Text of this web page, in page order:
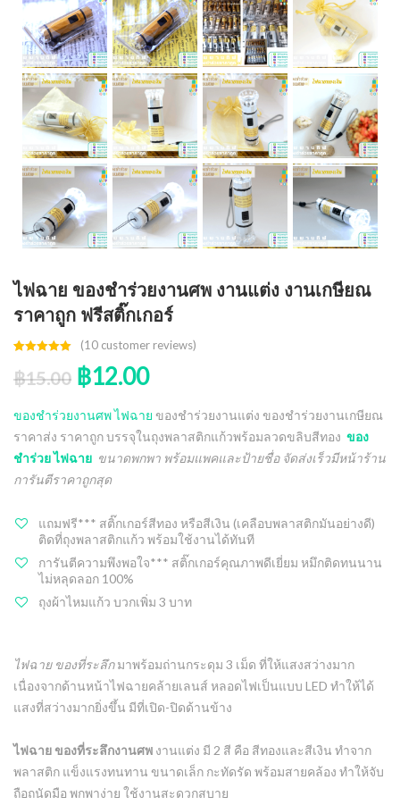
ไฟฉาย ของชำร่วยงานศพ งานแต่ง งานเกษียณ
ราคาถูก ฟรีสติ๊กเกอร์
out of 5
based on
(10customer reviews)
฿15.00 ฿12.00
ของชำร่วยงานศพ ไฟฉาย ของชำร่วยงานแต่ง ของชำร่วยงานเกษียณ
ราคาส่ง ราคาถูก บรรจุในถุงพลาสติกแก้วพร้อมลวดขลิบสีทอง ของ
ชำร่วย ไฟฉาย ขนาดพกพา พร้อมแพคและป้ายชื่อ จัดส่งเร็วมีหน้าร้าน
การันตีราคาถูกสุด
แถมฟรี*** สติ๊กเกอร์สีทอง หรือสีเงิน (เคลือบพลาสติกมันอย่างดี)
ติดที่ถุงพลาสติกแก้ว พร้อมใช้งานได้ทันที
การันตีความพึงพอใจ*** สติ๊กเกอร์คุณภาพดีเยี่ยม หมึกติดทนนาน
ไม่หลุดลอก 100%
ถุงผ้าไหมแก้ว บวกเพิ่ม 3 บาท
ไฟฉาย ของที่ระลึกมาพร้อมถ่านกระดุม 3 เม็ด ที่ให้แสงสว่างมาก
เนื่องจากด้านหน้าไฟฉายคล้ายเลนส์ หลอดไฟเป็นแบบ LED ทำให้ได้
แสงที่สว่างมากยิ่งขึ้น มีที่เปิด-ปิดด้านข้าง
ไฟฉาย ของที่ระลึกงานศพ งานแต่ง มี 2 สี คือ สีทองและสีเงิน ทำจาก
พลาสติก แข็งแรงทนทาน ขนาดเล็ก กะทัดรัด พร้อมสายคล้อง ทำให้จับ
ถือถนัดมือ พกพาง่าย ใช้งานสะดวกสบาย